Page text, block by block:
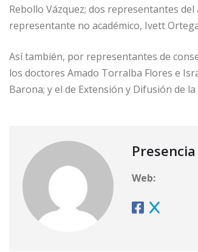
Rebollo Vázquez; dos representantes
representante no académico, Ivett
Así también, por representantes de
los doctores Amado Torralba Flores e
Barona; y el de Extensión y Difusión de
Web: